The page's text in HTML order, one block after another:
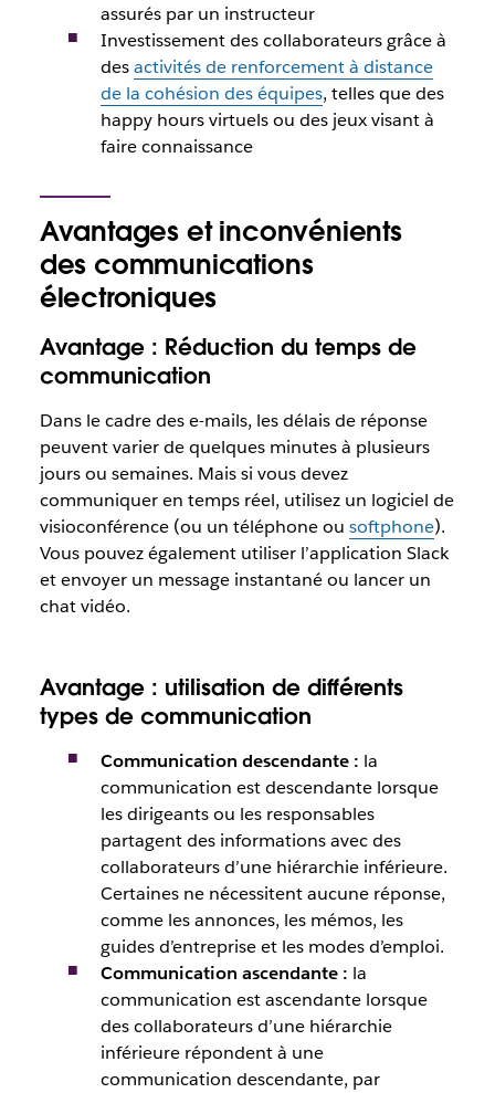
assurés par un instructeur
Investissement des collaborateurs grâce à
desactivités de renforcement à distance
de la cohésion des équipes, telles que des
happy hours virtuels ou des jeux visant à
faire connaissance
Avantages et inconvénients
des communications
électroniques
Avantage : Réduction du temps de
communication
Dans le cadre des e-mails, les délais de réponse
peuvent varier de quelques minutes à plusieurs
jours ou semaines. Mais si vous devez
communiquer en temps réel, utilisez un logiciel de
visioconférence (ou un téléphone ou softphone).
Vous pouvez également utiliser l’application Slack
et envoyer un message instantané ou lancer un
chat vidéo.
Avantage : utilisation de différents
types de communication
Communication descendante : la
communication est descendante lorsque
les dirigeants ou les responsables
partagent des informations avec des
collaborateurs d’une hiérarchie inférieure.
Certaines ne nécessitent aucune réponse,
comme les annonces, les mémos, les
guides d’entreprise et les modes d’emploi.
Communication ascendante : la
communication est ascendante lorsque
des collaborateurs d’une hiérarchie
inférieure répondent à une
communication descendante, par